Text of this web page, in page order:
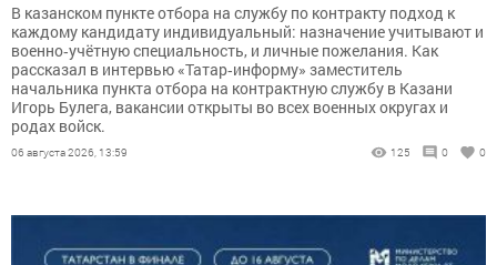
В казанском пункте отбора на службу по контракту подход к
каждому кандидату индивидуальный: назначение учитывают и
военно‑учётную специальность, и личные пожелания. Как
рассказал в интервью «Татар‑информу» заместитель
начальника пункта отбора на контрактную службу в Казани
Игорь Булега, вакансии открыты во всех военных округах и
родах войск.
06 августа 2026, 13:59 125 0 0